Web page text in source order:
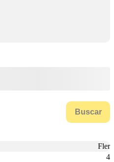
Buscar
Fler
4